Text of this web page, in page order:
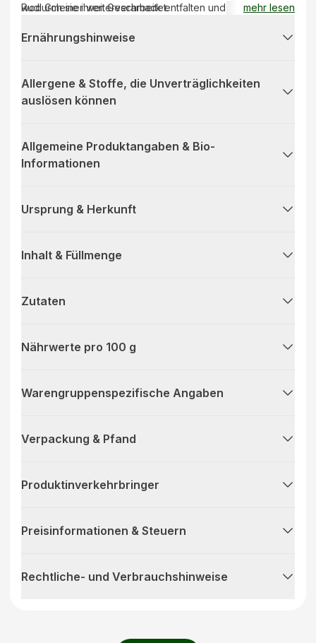
wodurch sie ihren Geschmack entfalten und die typische
Rudi Gmeiner weiterverarbeitet.
mehr lesen
Ernährungshinweise
Allergene & Stoffe, die Unverträglichkeiten
auslösen können
Allgemeine Produktangaben & Bio-
Informationen
Ursprung & Herkunft
Inhalt & Füllmenge
Zutaten
Nährwerte pro 100 g
Warengruppenspezifische Angaben
Verpackung & Pfand
Produktinverkehrbringer
Preisinformationen & Steuern
Rechtliche- und Verbrauchshinweise